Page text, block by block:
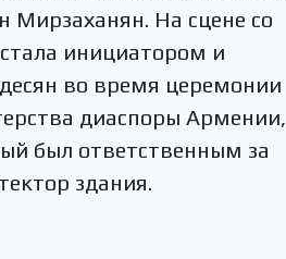
Мирзаханян. На сцене со
инициатором и
во время церемонии
диаспоры Армении,
был ответственным за
здания.